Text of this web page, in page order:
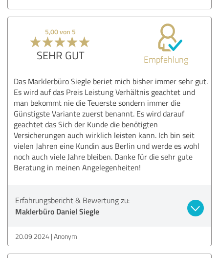
5,00 von 5
SEHR GUT Empfehlung
Das Marklerbüro Siegle beriet mich bisher immer sehr gut.
Es wird auf das Preis Leistung Verhältnis geachtet und
man bekommt nie die Teuerste sondern immer die
Günstigste Variante zuerst benannt. Es wird darauf
geachtet das Sich der Kunde die benötigten
Versicherungen auch wirklich leisten kann. Ich bin seit
vielen Jahren eine Kundin aus Berlin und werde es wohl
noch auch viele Jahre bleiben. Danke für die sehr gute
Beratung in meinen Angelegenheiten!
Erfahrungsbericht & Bewertung zu:
Maklerbüro Daniel Siegle
20.09.2024 Anonym